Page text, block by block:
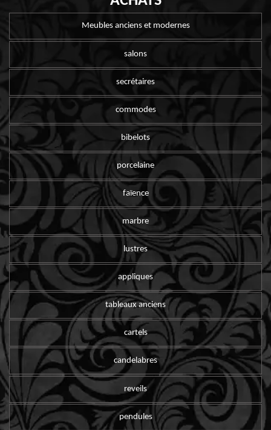
Meubles anciens et modernes
salons
secrétaires
commodes
bibelots
porcelaine
faïence
marbre
lustres
appliques
tableaux anciens
cartels
candelabres
reveils
pendules